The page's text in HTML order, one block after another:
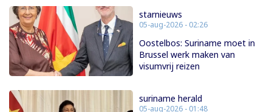
starnieuws
05-aug-2026 - 02:26
Oostelbos: Suriname moet in
Brussel werk maken van
visumvrij reizen
suriname herald
05-aug-2026 - 01:48